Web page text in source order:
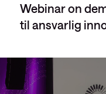
Webinar on
til ansvarlig